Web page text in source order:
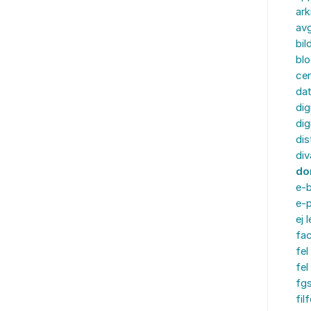
e-
e-
ej
fel
fel
fgs